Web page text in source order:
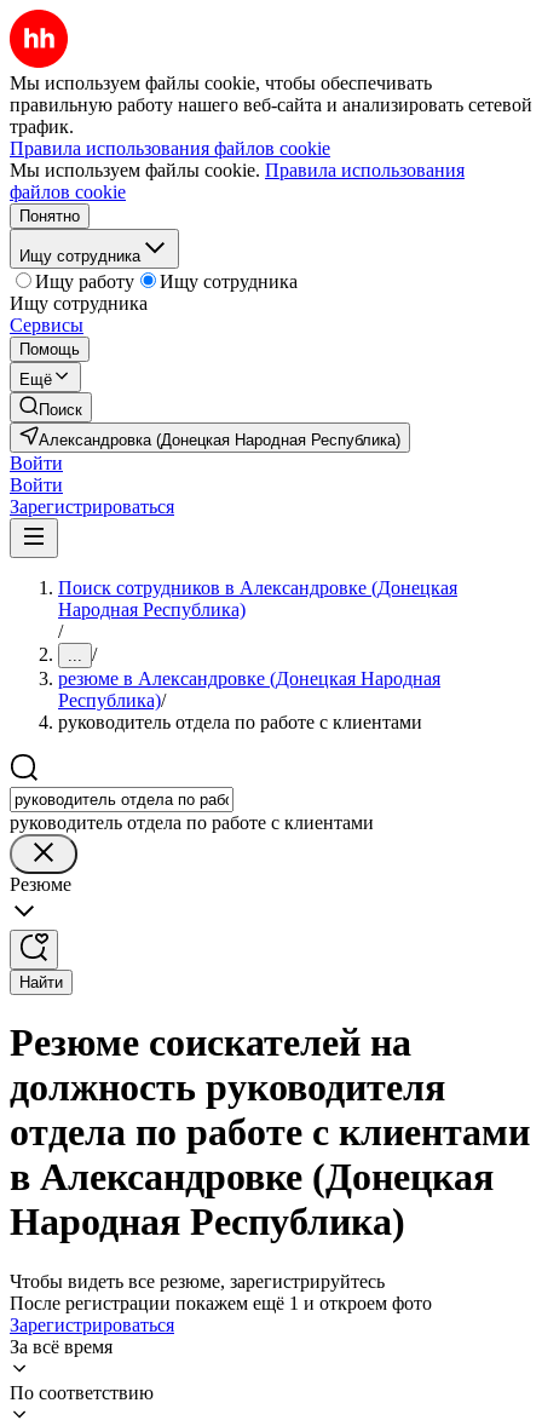
Мы используем файлы cookie, чтобы обеспечивать
правильную работу нашего веб-сайта и анализировать сетевой
трафик.
Правила использования файлов cookie
Мы используем файлы cookie. Правила использования
файлов cookie
Понятно
Ищу сотрудника
Ищу работу
Ищу сотрудника
Ищу сотрудника
Сервисы
Помощь
Ещё
Поиск
Александровка (Донецкая Народная Республика)
Войти
Войти
Зарегистрироваться
Поиск сотрудников в Александровке (Донецкая
Народная Республика)
/
... /
резюме в Александровке (Донецкая Народная
Республика)/
руководитель отдела по работе с клиентами
руководитель отдела по работе с клиентами
Резюме
Найти
Резюме соискателей на
должность руководителя
отдела по работе с клиентами
в Александровке (Донецкая
Народная Республика)
Чтобы видеть все резюме, зарегистрируйтесь
После регистрации покажем ещё 1 и откроем фото
Зарегистрироваться
За всё время
По соответствию